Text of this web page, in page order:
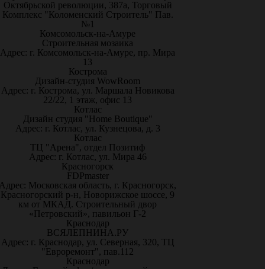
Октябрьской революции, 387а, Торговый
Комплекс "Коломенский Строитель" Пав.
№1
Комсомольск-на-Амуре
Строительная мозаика
Адрес: г. Комсомольск-на-Амуре, пр. Мира
13
Кострома
Дизайн-студия WowRoom
Адрес: г. Кострома, ул. Маршала Новикова
22/22, 1 этаж, офис 13
Котлас
Дизайн студия "Home Boutique"
Адрес: г. Котлас, ул. Кузнецова, д. 3
Котлас
ТЦ "Арена", отдел Позитиф
Адрес: г. Котлас, ул. Мира 46
Красногорск
FDPmaster
Московская область, г. Красногорск,
Красногорский р-н, Новорижское шоссе, 9
км от МКАД. Строительный двор
«Петровский», павильон Г-2
Краснодар
ВСЯЛЕПНИНА.РУ
Адрес: г. Краснодар, ул. Северная, 320, ТЦ
"Евроремонт", пав.112
Краснодар